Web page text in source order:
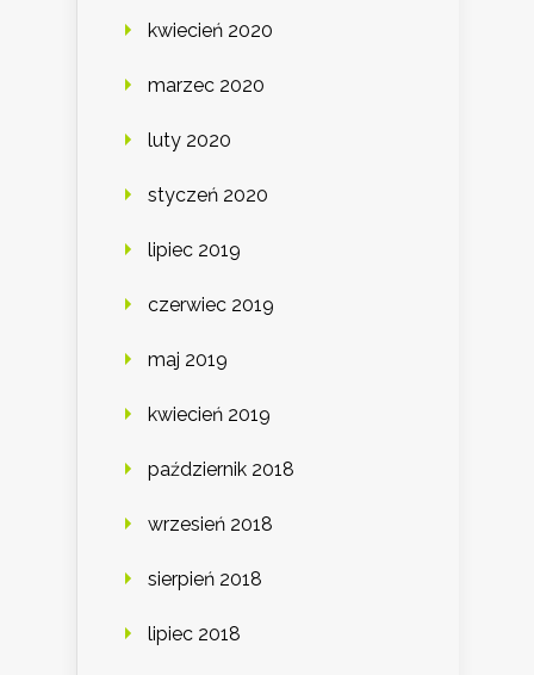
kwiecień 2020
marzec 2020
luty 2020
styczeń 2020
lipiec 2019
czerwiec 2019
maj 2019
kwiecień 2019
październik 2018
wrzesień 2018
sierpień 2018
lipiec 2018